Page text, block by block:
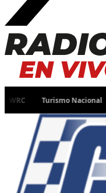
Turismo Nacional TC2000